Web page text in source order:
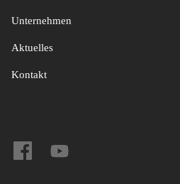
Unternehmen
Aktuelles
Kontakt